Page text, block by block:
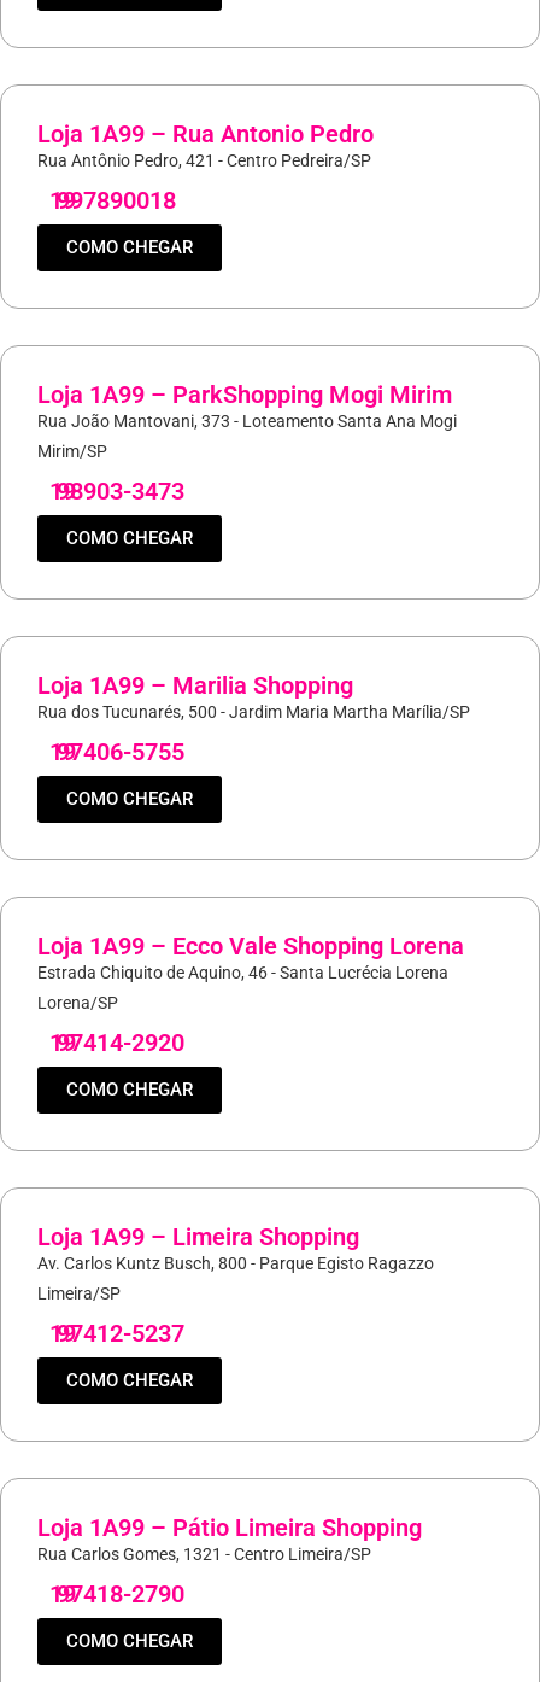
Loja 1A99 – Rua Antonio Pedro
Rua Antônio Pedro, 421 - Centro Pedreira/SP
19
997890018
COMO CHEGAR
Loja 1A99 – ParkShopping Mogi Mirim
Rua João Mantovani, 373 - Loteamento Santa Ana Mogi
Mirim/SP
19
98903-3473
COMO CHEGAR
Loja 1A99 – Marilia Shopping
Rua dos Tucunarés, 500 - Jardim Maria Martha Marília/SP
19
97406-5755
COMO CHEGAR
Loja 1A99 – Ecco Vale Shopping Lorena
Estrada Chiquito de Aquino, 46 - Santa Lucrécia Lorena
Lorena/SP
19
97414-2920
COMO CHEGAR
Loja 1A99 – Limeira Shopping
Av. Carlos Kuntz Busch, 800 - Parque Egisto Ragazzo
Limeira/SP
19
97412-5237
COMO CHEGAR
Loja 1A99 – Pátio Limeira Shopping
Rua Carlos Gomes, 1321 - Centro Limeira/SP
19
97418-2790
COMO CHEGAR